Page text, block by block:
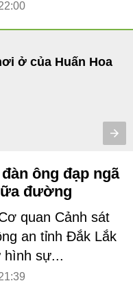
ở của Huấn Hoa
ông đạp ngã
đường
quan Cảnh sát
an tỉnh Đắk Lắk
hình sự...